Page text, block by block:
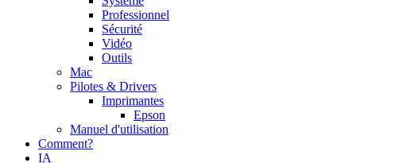
Professionnel
Sécurité
Vidéo
Outils
Mac
Pilotes & Drivers
Imprimantes
Epson
Manuel d'utilisation
Comment?
IA